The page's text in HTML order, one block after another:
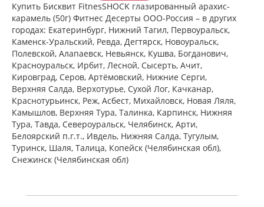
Купить Бисквит FitnesSHOCK глазированный арахис-
карамель (50г) Фитнес Десерты ООО-Россия – в других
городах: Екатеринбург, Нижний Тагил, Первоуральск,
Каменск-Уральский, Ревда, Дегтярск, Новоуральск,
Полевской, Алапаевск, Невьянск, Кушва, Богданович,
Красноуральск, Ирбит, Лесной, Сысерть, Ачит,
Кировград, Серов, Артёмовский, Нижние Cерги,
Верхняя Салда, Верхотурье, Сухой Лог, Качканар,
Краснотурьинск, Реж, Асбест, Михайловск, Новая Ляля,
Камышлов, Верхняя Тура, Талинка, Карпинск, Нижняя
Тура, Тавда, Североуральск, Челябинск, Арти,
Белоярский п.г.т., Ивдель, Нижняя Салда, Тугулым,
Туринск, Шаля, Талица, Копейск (Челябинская обл),
Снежинск (Челябинская обл)